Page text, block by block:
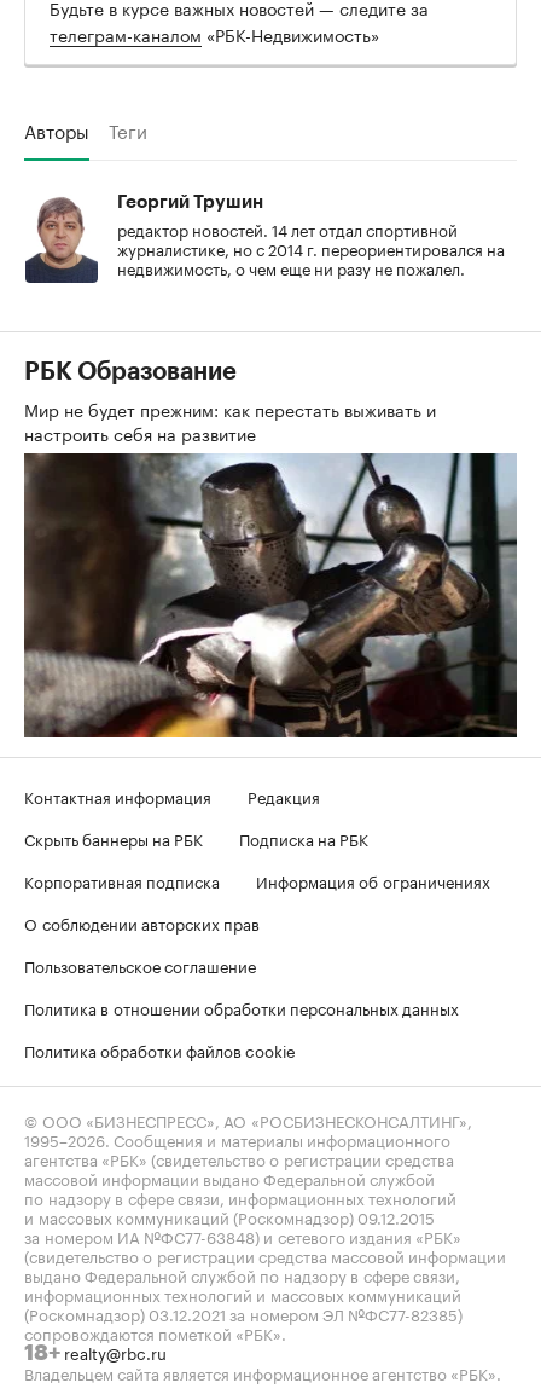
Будьте в курсе важных новостей — следите за
телеграм-каналом «РБК-Недвижимость»
Авторы Теги
Георгий Трушин
редактор новостей. 14 лет отдал спортивной
журналистике, но с 2014 г. переориентировался на
недвижимость, о чем еще ни разу не пожалел.
РБК Образование
Мир не будет прежним: как перестать выживать и
настроить себя на развитие
Контактная информация
Редакция
Скрыть баннеры на РБК
Подписка на РБК
Корпоративная подписка
Информация об ограничениях
О соблюдении авторских прав
Пользовательское соглашение
Политика в отношении обработки персональных данных
Политика обработки файлов cookie
© ООО «БИЗНЕСПРЕСС», АО «РОСБИЗНЕСКОНСАЛТИНГ»,
1995–2026 . Сообщения и материалы информационного
агентства «РБК» (свидетельство о регистрации средства
массовой информации выдано Федеральной службой
по надзору в сфере связи, информационных технологий
и массовых коммуникаций (Роскомнадзор) 09.12.2015
за номером ИА №ФС77-63848) и сетевого издания «РБК»
(свидетельство о регистрации средства массовой информации
выдано Федеральной службой по надзору в сфере связи,
информационных технологий и массовых коммуникаций
(Роскомнадзор) 03.12.2021 за номером ЭЛ №ФС77-82385)
сопровождаются пометкой «РБК».
18+ realty@rbc.ru
Владельцем сайта является информационное агентство «РБК».